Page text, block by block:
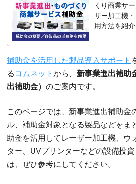
くり商業サ
ザー加工機
用方法を紹介
補助金を活用した製品導入サポート
る コムネット から、 新事業進出補助
出補助金） のご案内です。
このページでは、新事業進出補助金
ル、補助金対象となる製品などをま
助金を活用してレーザー加工機、ウ
ター、UVプリンターなどの設備投
は、ぜひ参考にしてください。